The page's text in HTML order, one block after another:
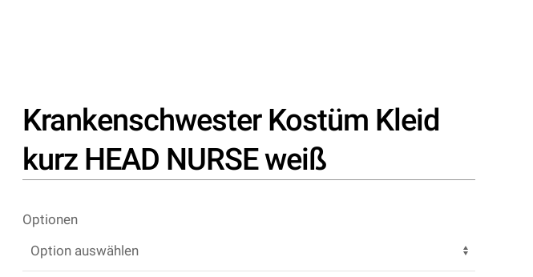
Krankenschwester Kostüm Kleid
kurz HEAD NURSE weiß
Optionen